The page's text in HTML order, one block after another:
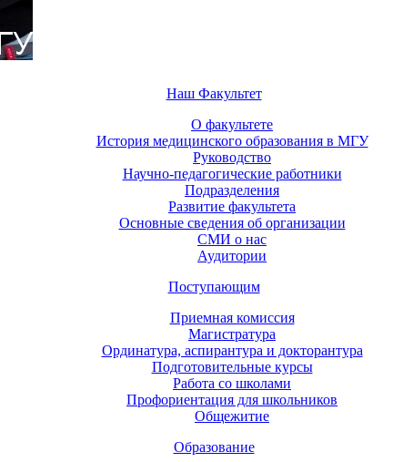
Наш Факультет
О факультете
История медицинского образования в МГУ
Руководство
Научно-педагогические работники
Подразделения
Развитие факультета
Основные сведения об организации
СМИ о нас
Аудитории
Поступающим
Приемная комиссия
Магистратура
Ординатура, аспирантура и докторантура
Подготовительные курсы
Работа со школами
Профориентация для школьников
Общежитие
Образование